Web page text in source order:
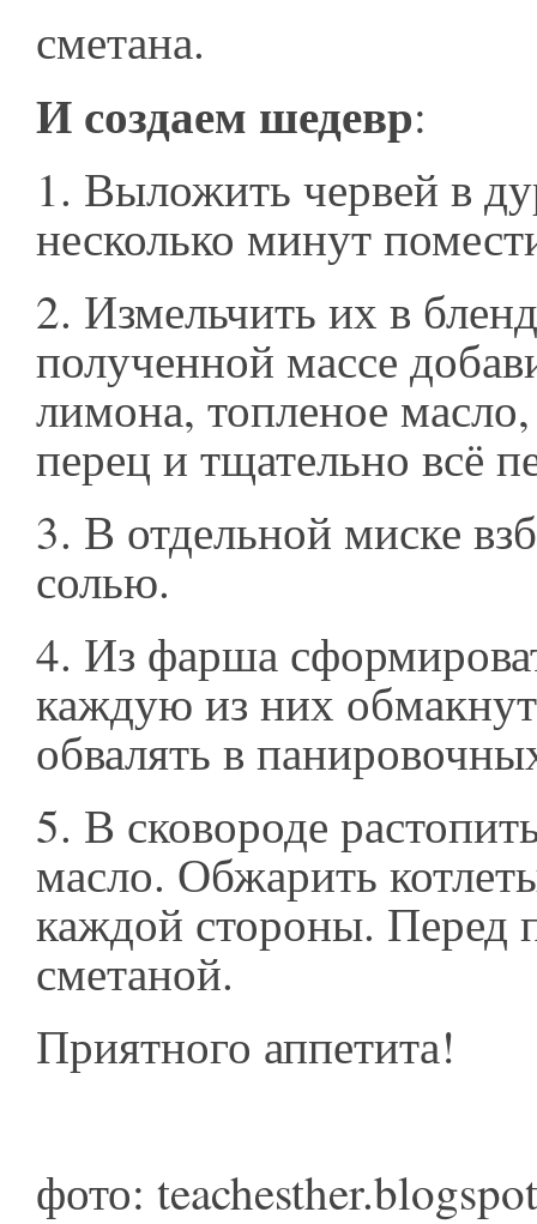
сметана.
И создаем шедевр:
1. Выложить червей в
несколько минут
2. Измельчить их в
полученной массе
лимона, топленое
перец и тщательно всё
3. В отдельной миске
солью.
4. Из фарша
каждую из них
обвалять в
5. В сковороде
масло. Обжарить
каждой стороны. Перед
сметаной.
Приятного аппетита!
фото: